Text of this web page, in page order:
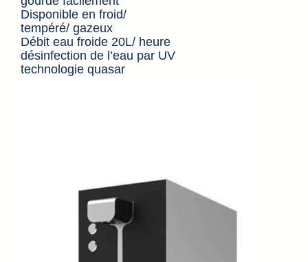
Disponible en froid/
tempéré/ gazeux
Débit eau froide 20L/ heure
désinfection de l’eau par UV
technologie quasar